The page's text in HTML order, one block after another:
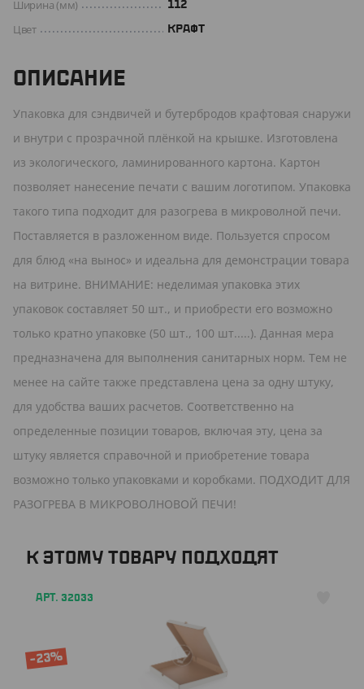
Ширина (мм) 112
Цвет КРАФТ
ОПИСАНИЕ
Упаковка для сэндвичей и бутербродов крафтовая снаружи
и внутри с прозрачной плёнкой на крышке. Изготовлена
из экологического, ламинированного картона. Картон
позволяет нанесение печати с вашим логотипом. Упаковка
такого типа подходит для разогрева в микроволной печи.
Поставляется в разложенном виде. Пользуется спросом
для блюд «на вынос» и идеальна для демонстрации товара
на витрине. ВНИМАНИЕ: неделимая упаковка этих
упаковок составляет 50 шт., и приобрести его возможно
только кратно упаковке (50 шт., 100 шт.....). Данная мера
предназначена для выполнения санитарных норм. Тем не
менее на сайте также представлена цена за одну штуку,
для удобства ваших расчетов. Соответственно на
определенные позиции товаров, включая эту, цена за
штуку является справочной и приобретение товара
возможно только упаковками и коробками. ПОДХОДИТ ДЛЯ
РАЗОГРЕВА В МИКРОВОЛНОВОЙ ПЕЧИ!
К ЭТОМУ ТОВАРУ ПОДХОДЯТ
АРТ. 32033
-23%